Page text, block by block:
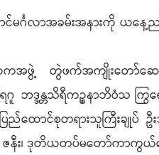
မင်္ဂလာအခမ်းအနားကို ယနေ့
ကအဖွဲ့ တွဲဖက်အကျိုးတော်ဆေ
ဘဒ္ဒန္တသိရီကဉ္စနာဘိဝံသ ကြွရ
ည်ထောင်စုတရားသူကြီးချုပ် ဦ
ဇနီး၊ ဒုတိယတပ်မတော်ကာကွယ်ရ